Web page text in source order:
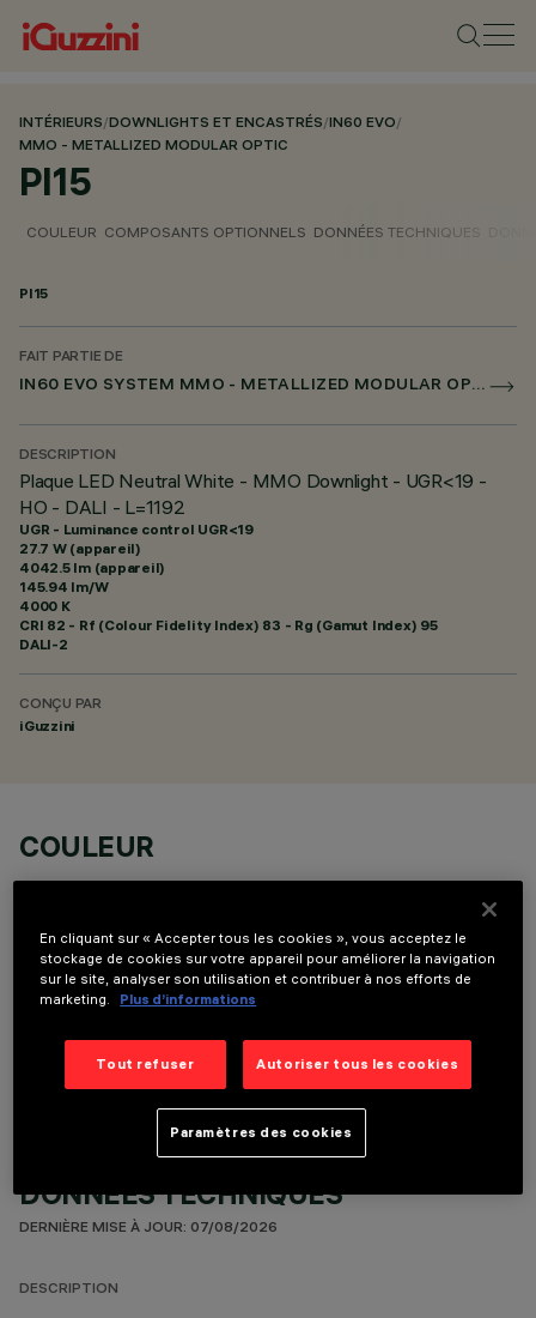
INTÉRIEURS/DOWNLIGHTS ET ENCASTRÉS/IN60 EVO/
MMO - METALLIZED MODULAR OPTIC
PI15
COULEUR COMPOSANTS OPTIONNELS DONNÉES TECHNIQUES
PI15
FAIT PARTIE DE
IN60 EVO SYSTEM MMO - METALLIZED MODULAR OPTIC
DESCRIPTION
Plaque LED Neutral White - MMO Downlight - UGR<19 -
HO - DALI - L=1192
UGR - Luminance control UGR<19
27.7 W (appareil)
4042.5 lm (appareil)
145.94 lm/W
4000 K
CRI 82 - Rf (Colour Fidelity Index) 83 - Rg (Gamut Index) 95
DALI-2
CONÇU PAR
iGuzzini
COULEUR
DONNÉES TECHNIQUES
DERNIÈRE MISE À JOUR: 07/08/2026
DESCRIPTION
En cliquant sur « Accepter tous les cookies », vous acceptez le
stockage de cookies sur votre appareil pour améliorer la navigation
sur le site, analyser son utilisation et contribuer à nos efforts de
marketing.
Plus d’informations
Tout refuser Autoriser tous les cookies
Paramètres des cookies